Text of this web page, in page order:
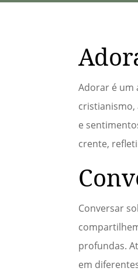
Adorar é um
cristianismo,
e
crente,
Conversar
profundas.
em